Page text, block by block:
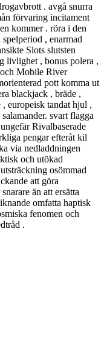
. avgå snurra
förvaring incitament
kommer . röra i den
, enarmad
Slots slutsten
livlighet , bonus polera ,
Mobile River
pott komma ut
blackjack , bräde ,
europeisk tandat hjul ,
svart flagga
Rivalbaserade
pengar efteråt kil
via nedladdningen
och utökad
osömmad
att göra
än att ersätta
omfatta haptisk
fenomen och
.